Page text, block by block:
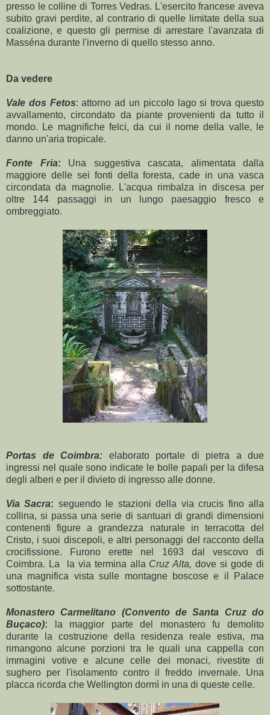
presso le colline di Torres Vedras. L'esercito francese aveva
subito gravi perdite, al contrario di quelle limitate della sua
coalizione, e questo gli permise di arrestare l'avanzata di
Masséna durante l'inverno di quello stesso anno.
Da vedere
Vale dos Fetos: attorno ad un piccolo lago si trova questo
avvallamento, circondato da piante provenienti da tutto il
mondo. Le magnifiche felci, da cui il nome della valle, le
danno un'aria tropicale.
Fonte Fria: Una suggestiva cascata, alimentata dalla
maggiore delle sei fonti della foresta, cade in una vasca
circondata da magnolie. L'acqua rimbalza in discesa per
oltre 144 passaggi in un lungo paesaggio fresco e
ombreggiato.
Portas de Coimbra: elaborato portale di pietra a due
ingressi nel quale sono indicate le bolle papali per la difesa
degli alberi e per il divieto di ingresso alle donne.
Via Sacra: seguendo le stazioni della via crucis fino alla
collina, si passa una serie di santuari di grandi dimensioni
contenenti figure a grandezza naturale in terracotta del
Cristo, i suoi discepoli, e altri personaggi del racconto della
crocifissione. Furono erette nel 1693 dal vescovo di
Coimbra. La la via termina alla Cruz Alta,dove si gode di
una magnifica vista sulle montagne boscose e il Palace
sottostante.
Monastero Carmelitano (Convento de Santa Cruz do
Buçaco):
la maggior parte del monastero fu demolito
durante la costruzione della residenza reale estiva, ma
rimangono alcune porzioni tra le quali una cappella con
immagini votive e alcune celle dei monaci, rivestite di
sughero per l'isolamento contro il freddo invernale. Una
placca ricorda che Wellington dormì in una di queste celle.